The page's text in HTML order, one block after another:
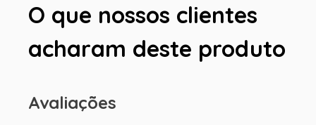
O que nossos clientes
acharam deste produto
Avaliações